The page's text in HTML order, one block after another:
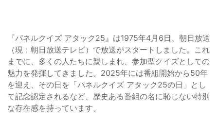
『パネルクイズ アタック25』は1975年4月6日、朝日放送
（現：朝日放送テレビ）で放送がスタートしました。これ
までに、多くの人たちに親しまれ、参加型クイズとしての
魅力を発揮してきました。2025年には番組開始から50年
を迎え、その日を「パネルクイズ アタック25の日」とし
て記念認定されるなど、歴史ある番組の名に恥じない特別
な存在感を持っています。